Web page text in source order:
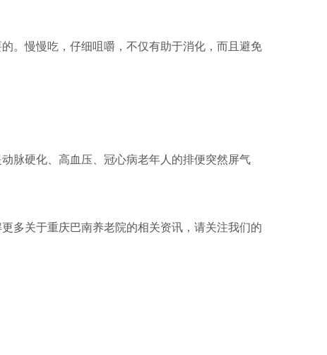
慢慢吃，仔细咀嚼，不仅有助于消化，而且避免
硬化、高血压、冠心病老年人的排便突然屏气
关于重庆巴南养老院的相关资讯，请关注我们的